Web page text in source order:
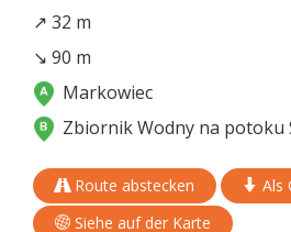
↗ 32 m
↘ 90 m
Markowiec
Zbiornik Wodny na potoku
Route abstecken
Als
Siehe auf der Karte